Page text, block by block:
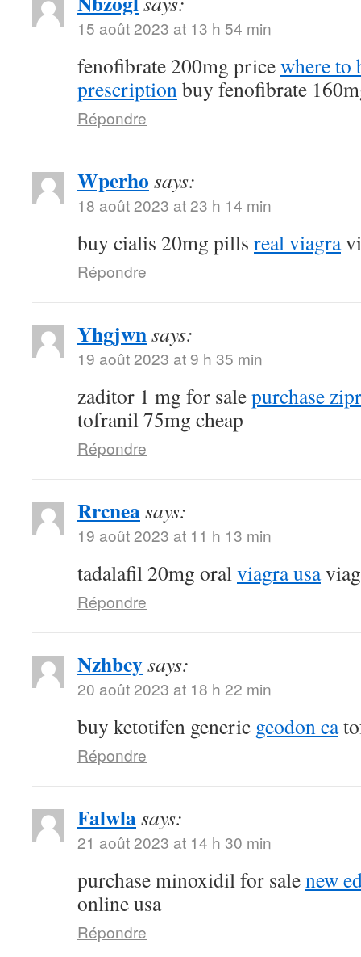
15 août 2023 at 13 h 54 min
fenofibrate 200mg pricewhere to
prescriptionbuy fenofibrate
Répondre
Wperho says:
18 août 2023 at 23 h 14 min
buy cialis 20mg pills real viagra
Répondre
Yhgjwnsays:
19 août 2023 at 9 h 35 min
zaditor 1 mg for salepurchase
tofranil 75mg cheap
Répondre
Rrcneasays:
19 août 2023 at 11 h 13 min
tadalafil 20mg oralviagra usa
Répondre
Nzhbcysays:
20 août 2023 at 18 h 22 min
buy ketotifen generic geodon ca
Répondre
Falwlasays:
21 août 2023 at 14 h 30 min
purchase minoxidil for salenew
online usa
Répondre